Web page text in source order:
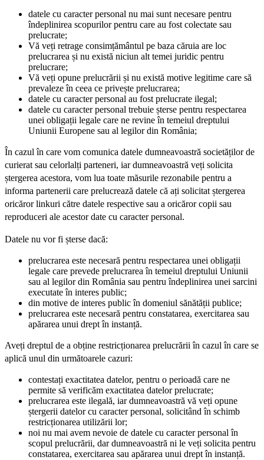
datele cu caracter personal nu mai sunt necesare pentru
îndeplinirea scopurilor pentru care au fost colectate sau
prelucrate;
Vă veți retrage consimțământul pe baza căruia are loc
prelucrarea și nu există niciun alt temei juridic pentru
prelucrare;
Vă veți opune prelucrării și nu există motive legitime care să
prevaleze în ceea ce privește prelucrarea;
datele cu caracter personal au fost prelucrate ilegal;
datele cu caracter personal trebuie șterse pentru respectarea
unei obligații legale care ne revine în temeiul dreptului
Uniunii Europene sau al legilor din România;
În cazul în care vom comunica datele dumneavoastră societăților de
curierat sau celorlalți parteneri, iar dumneavoastră veți solicita
ștergerea acestora, vom lua toate măsurile rezonabile pentru a
informa partenerii care prelucrează datele că ați solicitat ștergerea
oricăror linkuri către datele respective sau a oricăror copii sau
reproduceri ale acestor date cu caracter personal.
Datele nu vor fi șterse dacă:
prelucrarea este necesară pentru respectarea unei obligații
legale care prevede prelucrarea în temeiul dreptului Uniunii
sau al legilor din România sau pentru îndeplinirea unei sarcini
executate în interes public;
din motive de interes public în domeniul sănătății publice;
prelucrarea este necesară pentru constatarea, exercitarea sau
apărarea unui drept în instanță.
Aveți dreptul de a obține restricționarea prelucrării în cazul în care se
aplică unul din următoarele cazuri:
contestați exactitatea datelor, pentru o perioadă care ne
permite să verificăm exactitatea datelor prelucrate;
prelucrarea este ilegală, iar dumneavoastră vă veți opune
ștergerii datelor cu caracter personal, solicitând în schimb
restricționarea utilizării lor;
noi nu mai avem nevoie de datele cu caracter personal în
scopul prelucrării, dar dumneavoastră ni le veți solicita pentru
constatarea, exercitarea sau apărarea unui drept în instanță.